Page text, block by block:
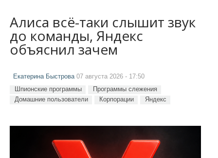
Алиса всё-таки слышит звук
до команды, Яндекс
объяснил зачем
Екатерина Быстрова07 августа 2026 - 17:50
Шпионские программы
Программы слежения
Домашние пользователи
Корпорации Яндекс